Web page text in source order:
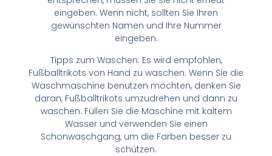
eingeben. Wenn nicht, sollten Sie Ihren
gewünschten Namen und Ihre Nummer
eingeben.
Tipps zum Waschen: Es wird empfohlen,
Fußballtrikots von Hand zu waschen. Wenn Sie die
Waschmaschine benutzen möchten, denken Sie
daran, Fußballtrikots umzudrehen und dann zu
waschen. Füllen Sie die Maschine mit kaltem
Wasser und verwenden Sie einen
Schonwaschgang, um die Farben besser zu
schützen.